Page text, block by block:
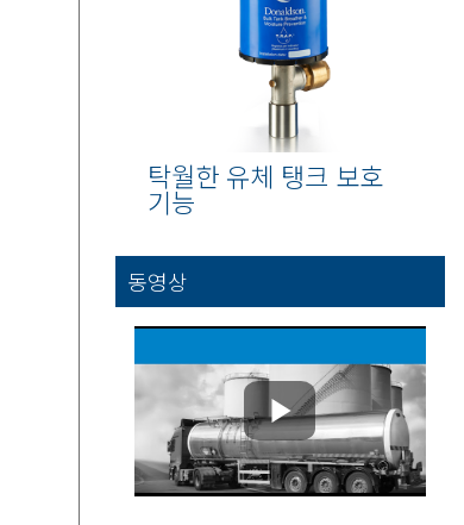
탁월한 유체 탱크 보호
기능
동영상